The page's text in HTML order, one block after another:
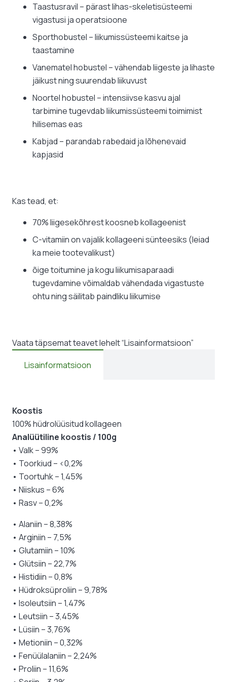
Taastusravil – pärast lihas-skeletisüsteemi
vigastusi ja operatsioone
Sporthobustel – liikumissüsteemi kaitse ja
taastamine
Vanematel hobustel – vähendab liigeste ja lihaste
jäikust ning suurendab liikuvust
Noortel hobustel – intensiivse kasvu ajal
tarbimine tugevdab liikumissüsteemi toimimist
hilisemas eas
Kabjad – parandab rabedaid ja lõhenevaid
kapjasid
Kas tead, et:
70% liigesekõhrest koosneb kollageenist
C-vitamiin on vajalik kollageeni sünteesiks (leiad
ka meie tootevalikust)
õige toitumine ja kogu liikumisaparaadi
tugevdamine võimaldab vähendada vigastuste
ohtu ning säilitab paindliku liikumise
Vaata täpsemat teavet lehelt “Lisainformatsioon”
Lisainformatsioon
Koostis
100% hüdrolüüsitud kollageen
Analüütiline koostis / 100g
• Valk – 99%
• Toorkiud – <0,2%
• Toortuhk – 1,45%
• Niiskus – 6%
• Rasv – 0,2%
• Alaniin – 8,38%
• Arginiin – 7,5%
• Glutamiin – 10%
• Glütsiin – 22,7%
• Histidiin – 0,8%
• Hüdroksüproliin – 9,78%
• Isoleutsiin – 1,47%
• Leutsiin – 3,45%
• Lüsiin – 3,76%
• Metioniin – 0,32%
• Fenüülalaniin – 2,24%
• Proliin – 11,6%